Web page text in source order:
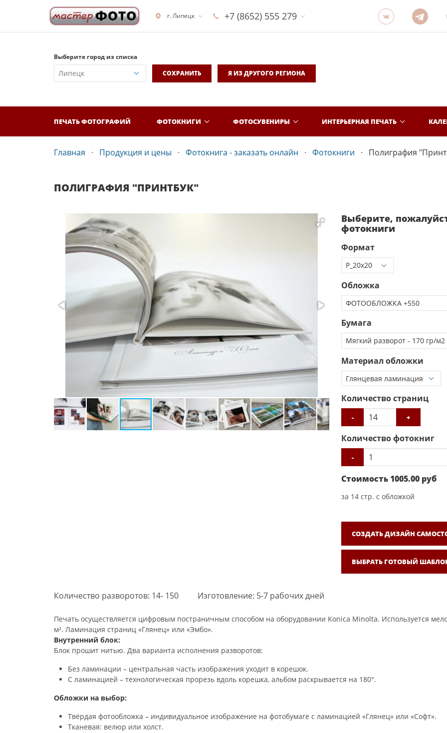
г. Липецк +7 (8652) 555 279
Выберите город из списка
СОХРАНИТЬ
Я ИЗ ДРУГОГО РЕГИОНА
ПЕЧАТЬ ФОТОГРАФИЙ ФОТОКНИГИ ФОТОСУВЕНИРЫ ИНТЕРЬЕРНАЯ ПЕЧАТЬ
Главная Продукция и цены Фотокнига - заказать онлайн Фотокниги Полиграфия
ПОЛИГРАФИЯ "ПРИНТБУК"
Выберите,
фотокниги
Формат
Обложка
Бумага
Материал обложки
Количество страниц
- +
Количество фотокниг
-
Стоимость1005.00 руб
за 14 стр. с обложкой
СОЗДАТЬ ДИЗАЙН
ВЫБРАТЬ ГОТОВЫЙ
Количество разворотов: 14- 150 Изготовление: 5-7 рабочих дней
Печать осуществляется цифровым постраничным способом на оборудовании Konica Minolta. Используется
м². Ламинация страниц «Глянец» или «Эмбо».
Внутренний блок:
Блок прошит нитью. Два варианта исполнения разворотов:
Без ламинации – центральная часть изображения уходит в корешок.
С ламинацией – технологическая прорезь вдоль корешка, альбом раскрывается на 180°.
Обложки на выбор:
Твёрдая фотообложка – индивидуальное изображение на фотобумаге с ламинацией «Глянец» или «Софт».
Тканевая: велюр или холст.